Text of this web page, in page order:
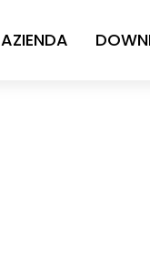
AZIENDA